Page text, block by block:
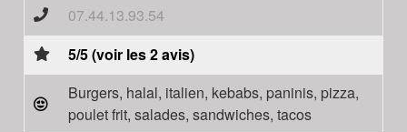
07.44.13.93.54
5/5 (voir les 2 avis)
Burgers, halal, italien, kebabs, paninis, pizza,
poulet frit, salades, sandwiches, tacos